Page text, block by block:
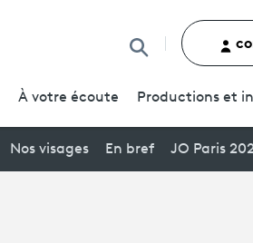
Rechercher un
À votre écoute Productions et
Nos visages En bref JO Paris